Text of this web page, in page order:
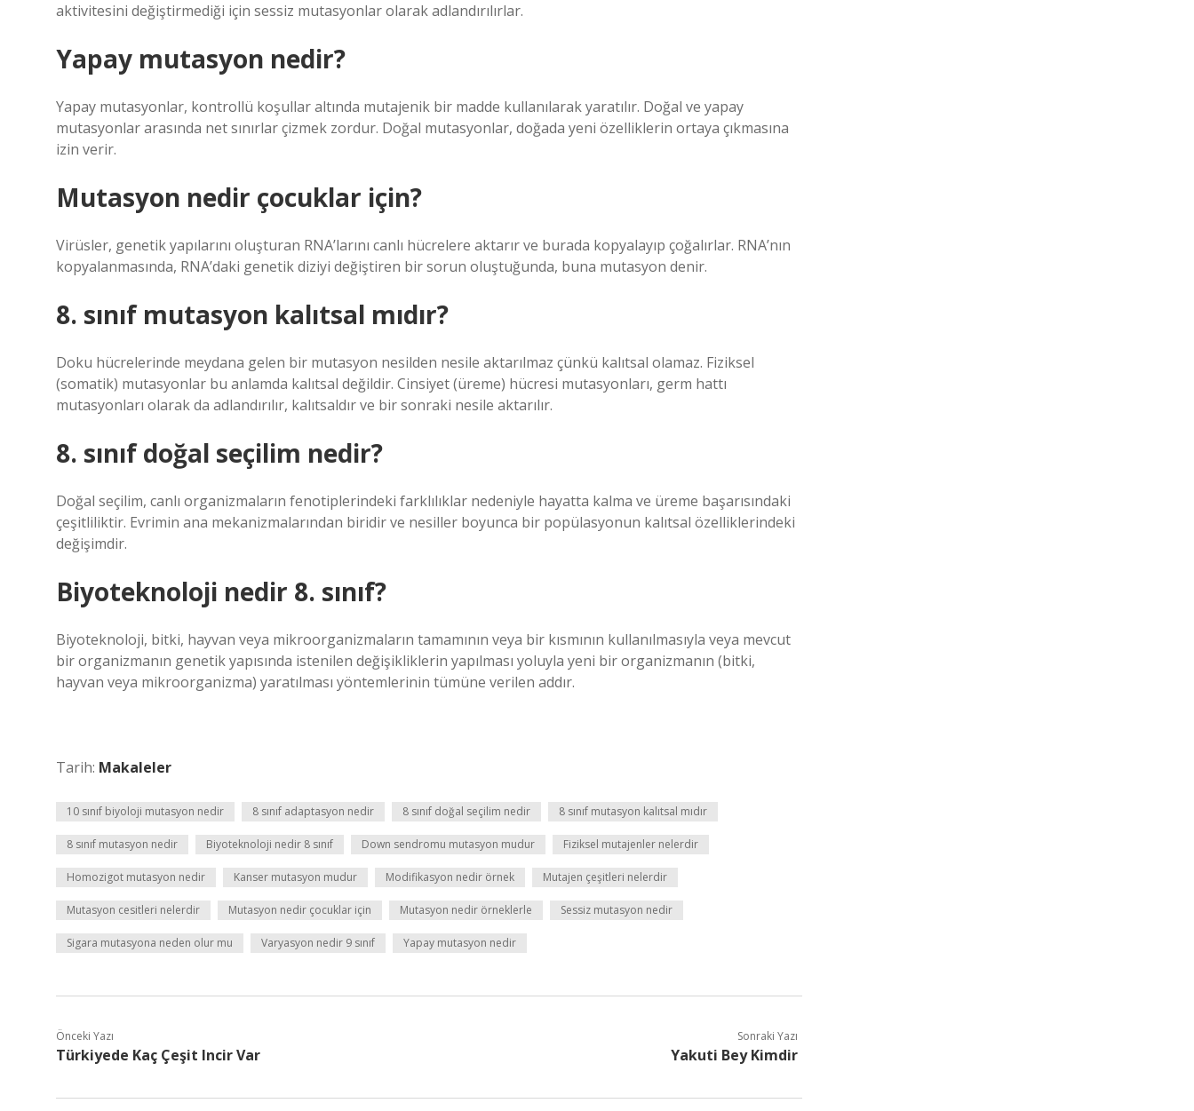
aktivitesini değiştirmediği için sessiz mutasyonlar olarak adlandırılırlar.
Yapay mutasyon nedir?
Yapay mutasyonlar, kontrollü koşullar altında mutajenik bir madde kullanılarak yaratılır. Doğal ve yapay
mutasyonlar arasında net sınırlar çizmek zordur. Doğal mutasyonlar, doğada yeni özelliklerin ortaya çıkmasına
izin verir.
Mutasyon nedir çocuklar için?
Virüsler, genetik yapılarını oluşturan RNA’larını canlı hücrelere aktarır ve burada kopyalayıp çoğalırlar. RNA’nın
kopyalanmasında, RNA’daki genetik diziyi değiştiren bir sorun oluştuğunda, buna mutasyon denir.
8. sınıf mutasyon kalıtsal mıdır?
Doku hücrelerinde meydana gelen bir mutasyon nesilden nesile aktarılmaz çünkü kalıtsal olamaz. Fiziksel
(somatik) mutasyonlar bu anlamda kalıtsal değildir. Cinsiyet (üreme) hücresi mutasyonları, germ hattı
mutasyonları olarak da adlandırılır, kalıtsaldır ve bir sonraki nesile aktarılır.
8. sınıf doğal seçilim nedir?
Doğal seçilim, canlı organizmaların fenotiplerindeki farklılıklar nedeniyle hayatta kalma ve üreme başarısındaki
çeşitliliktir. Evrimin ana mekanizmalarından biridir ve nesiller boyunca bir popülasyonun kalıtsal özelliklerindeki
değişimdir.
Biyoteknoloji nedir 8. sınıf?
Biyoteknoloji, bitki, hayvan veya mikroorganizmaların tamamının veya bir kısmının kullanılmasıyla veya mevcut
bir organizmanın genetik yapısında istenilen değişikliklerin yapılması yoluyla yeni bir organizmanın (bitki,
hayvan veya mikroorganizma) yaratılması yöntemlerinin tümüne verilen addır.
Tarih: Makaleler
10 sınıf biyoloji mutasyon nedir 8 sınıf adaptasyon nedir 8 sınıf doğal seçilim nedir 8 sınıf mutasyon kalıtsal mıdır
8 sınıf mutasyon nedir Biyoteknoloji nedir 8 sınıf Down sendromu mutasyon mudur Fiziksel mutajenler nelerdir
Homozigot mutasyon nedir Kanser mutasyon mudur Modifikasyon nedir örnek Mutajen çeşitleri nelerdir
Mutasyon cesitleri nelerdir Mutasyon nedir çocuklar için Mutasyon nedir örneklerle Sessiz mutasyon nedir
Sigara mutasyona neden olur mu Varyasyon nedir 9 sınıf Yapay mutasyon nedir
Önceki Yazı
Türkiyede Kaç Çeşit Incir Var
Sonraki Yazı
Yakuti Bey Kimdir